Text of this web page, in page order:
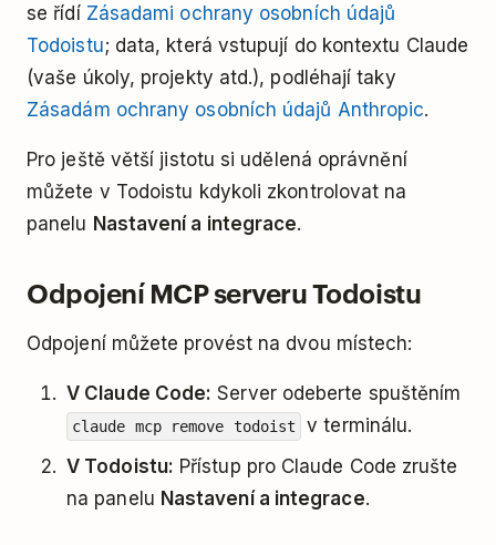
se řídí Zásadami ochrany osobních údajů
Todoistu; data, která vstupují do kontextu Claude
(vaše úkoly, projekty atd.), podléhají taky
Zásadám ochrany osobních údajů Anthropic.
Pro ještě větší jistotu si udělená oprávnění
můžete v Todoistu kdykoli zkontrolovat na
panelu Nastavení a integrace.
Odpojení MCP serveru Todoistu
Odpojení můžete provést na dvou místech:
V Claude Code: Server odeberte spuštěním
claude mcp remove todoist
v terminálu.
V Todoistu: Přístup pro Claude Code zrušte
na panelu Nastavení a integrace.